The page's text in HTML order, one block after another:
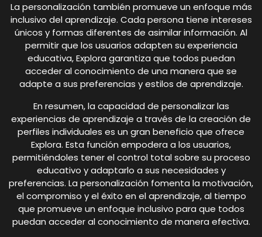
La personalización también promueve un enfoque más
inclusivo del aprendizaje. Cada persona tiene intereses
únicos y formas diferentes de asimilar información. Al
permitir que los usuarios adapten su experiencia
educativa, Explora garantiza que todos puedan
acceder al conocimiento de una manera que se
adapte a sus preferencias y estilos de aprendizaje.
En resumen, la capacidad de personalizar las
experiencias de aprendizaje a través de la creación de
perfiles individuales es un gran beneficio que ofrece
Explora. Esta función empodera a los usuarios,
permitiéndoles tener el control total sobre su proceso
educativo y adaptarlo a sus necesidades y
preferencias. La personalización fomenta la motivación,
el compromiso y el éxito en el aprendizaje, al tiempo
que promueve un enfoque inclusivo para que todos
puedan acceder al conocimiento de manera efectiva.